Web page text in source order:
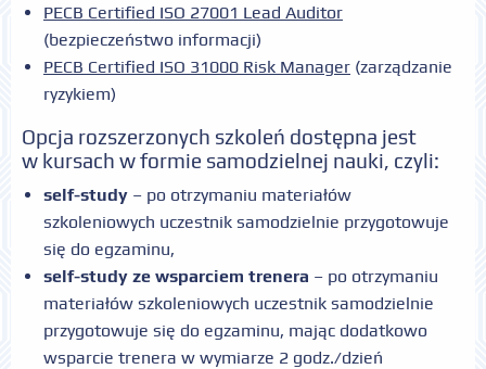
PECB Certified ISO 27001 Lead Auditor
(bezpieczeństwo informacji)
PECB Certified ISO 31000 Risk Manager (zarządzanie
ryzykiem)
Opcja rozszerzonych szkoleń dostępna jest
w kursach w formie samodzielnej nauki, czyli:
self-study – po otrzymaniu materiałów
szkoleniowych uczestnik samodzielnie przygotowuje
się do egzaminu,
self-study ze wsparciem trenera – po otrzymaniu
materiałów szkoleniowych uczestnik samodzielnie
przygotowuje się do egzaminu, mając dodatkowo
wsparcie trenera w wymiarze 2 godz./dzień